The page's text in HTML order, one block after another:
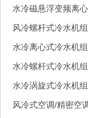
水冷磁悬浮变频离
风冷螺杆式冷水机
水冷离心式冷水机
水冷螺杆式冷水机
水冷涡旋式冷水机
风冷式空调/精密空